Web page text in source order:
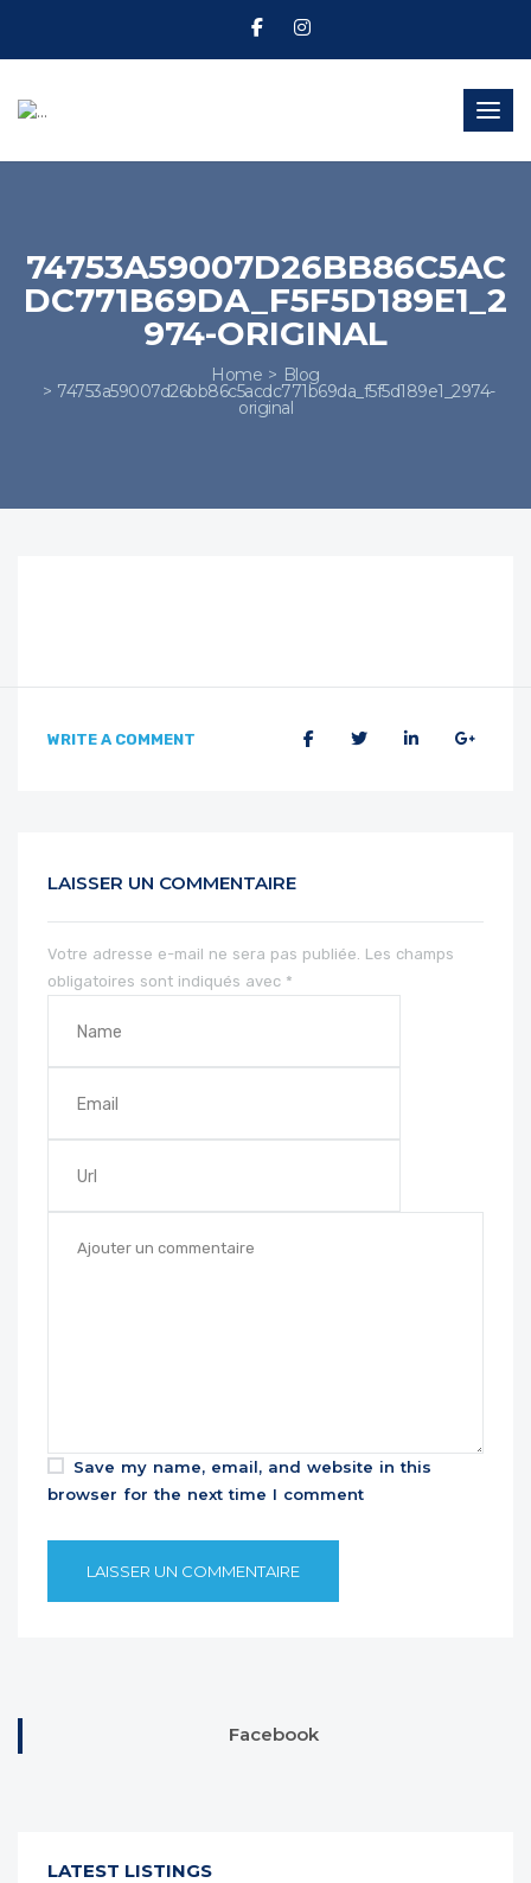
74753A59007D26BB86C5AC
DC771B69DA_F5F5D189E1_2
974-ORIGINAL
Home Blog
74753a59007d26bb86c5acdc771b69da_f5f5d189e1_2974-
original
WRITE A COMMENT
LAISSER UN COMMENTAIRE
Votre adresse e-mail ne sera pas publiée. Les champs
obligatoires sont indiqués avec *
Save my name, email, and website in this
browser for the next time I comment
Facebook
LATEST LISTINGS